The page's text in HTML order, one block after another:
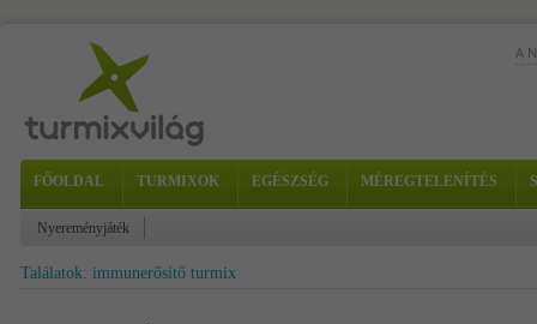
A
FŐOLDAL TURMIXOK EGÉSZSÉG MÉREGTELENÍTÉS
Nyereményjáték
Találatok: immunerősítő turmix